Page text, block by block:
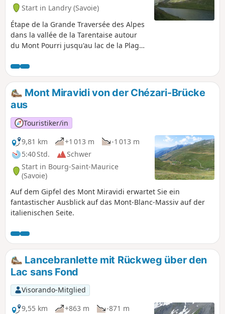
Start in Landry (Savoie)
Étape de la Grande Traversée des Alpes
dans la vallée de la Tarentaise autour
du Mont Pourri jusqu'au lac de la Plagne
Mont Miravidi von der Chézari-Brücke
aus
Touristiker/in
9,81 km
+1 013 m
-1 013 m
5:40 Std.
Schwer
Start in Bourg-Saint-Maurice
(Savoie)
Auf dem Gipfel des Mont Miravidi erwartet Sie ein
fantastischer Ausblick auf das Mont-Blanc-Massiv auf der
italienischen Seite.
Lancebranlette mit Rückweg über den
Lac sans Fond
Visorando-Mitglied
9,55 km
+863 m
-871 m